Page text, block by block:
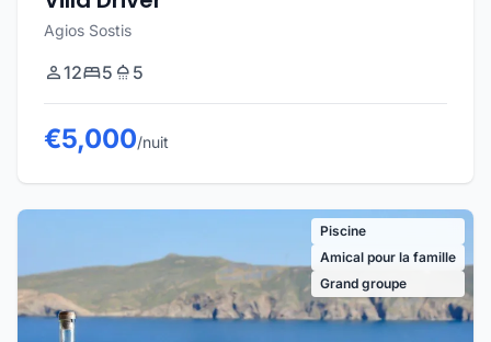
Agios Sostis
12 5 5
€5,000/nuit
Piscine
Amical pour la famille
Grand groupe